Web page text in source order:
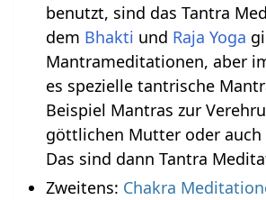
benutzt, sind das Tantra
dem Bhakti und Raja Yoga
Mantrameditationen, aber
es spezielle tantrische
Beispiel Mantras zur
göttlichen Mutter oder auch
Das sind dann Tantra
Zweitens: Chakra